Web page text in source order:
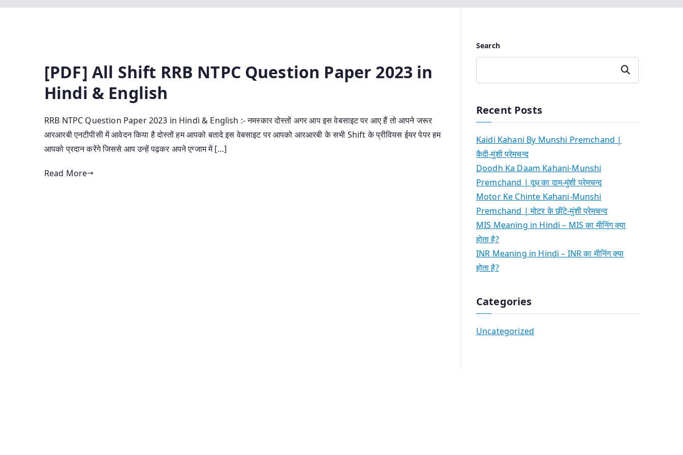
[PDF] All Shift RRB NTPC Question Paper 2023 in
Hindi & English
RRB NTPC Question Paper 2023 in Hindi & English :- नमस्कार दोस्तों अगर आप इस वेबसाइट पर आए हैं तो आपने जरूर
आरआरबी एनटीपीसी में आवेदन किया है दोस्तों हम आपको बतादे इस वेबसाइट पर आपको आरआरबी के सभी Shift के प्रीवियस ईयर पेपर हम
आपको प्रदान करेंगे जिससे आप उन्हें पढ़कर अपने एग्जाम में […]
Read More
Search
Search
Recent Posts
Kaidi Kahani By Munshi Premchand |
कैदी-मुंशी प्रेमचन्द
Doodh Ka Daam Kahani-Munshi
Premchand | दूध का दाम-मुंशी प्रेमचन्द
Motor Ke Chinte Kahani-Munshi
Premchand | मोटर के छींटे-मुंशी प्रेमचन्द
MIS Meaning in Hindi – MIS का मीनिंग क्या
होता है?
INR Meaning in Hindi – INR का मीनिंग क्या
होता है?
Categories
Uncategorized